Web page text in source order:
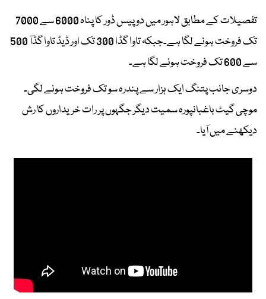
تفصیلات کے مطابق لاہور میں دو پیس ڈور کا پناہ 6000 سے 7000
تک فروخت ہونے لگا ہے۔جبکہ تاوا گڈا 300 تک اور ڈیڈ تاوا گڈآ 500
سے 600 تک فروخت ہونے لگا ہے۔
دوسری جانب پتنگ ایک ہزار سے پندرہ سو تک فروخت ہونے لگی۔
موچی گیٹ باغبانپورہ سمیت دیگر جگہوں پر رات خریداروں کا رش
دیکھنے میں آیا۔